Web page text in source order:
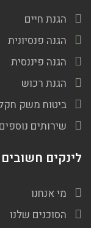
הגנת חיים
הגנה פנסיונית
הגנה פיננסית
הגנת רכוש
ביטוח משק
שירותים נוספים
לינקים חשובים
מי אנחנו
הסוכנים שלנו